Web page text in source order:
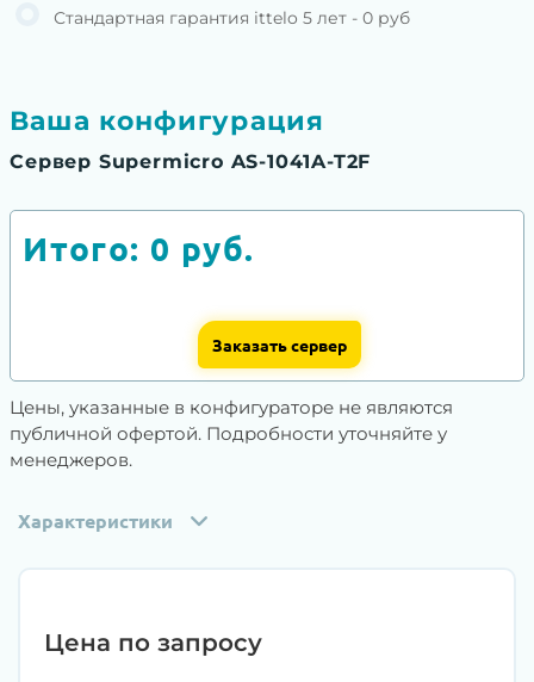
Стандартная гарантия ittelo 5 лет - 0 руб
Ваша конфигурация
Сервер Supermicro AS-1041A-T2F
Итого: 0 руб.
Заказать сервер
Цены, указанные в конфигураторе не являются
публичной офертой. Подробности уточняйте у
менеджеров.
Характеристики
Цена по запросу